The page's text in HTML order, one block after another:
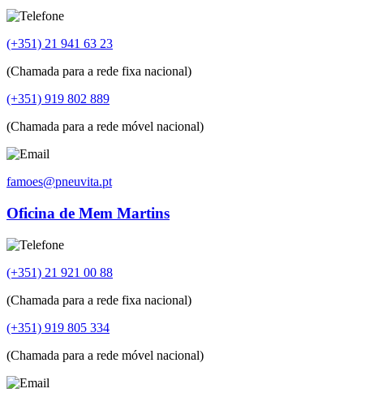
(+351) 21 941 63 23
(Chamada para a rede fixa nacional)
(+351) 919 802 889
(Chamada para a rede móvel nacional)
famoes@pneuvita.pt
Oficina de Mem Martins
(+351) 21 921 00 88
(Chamada para a rede fixa nacional)
(+351) 919 805 334
(Chamada para a rede móvel nacional)